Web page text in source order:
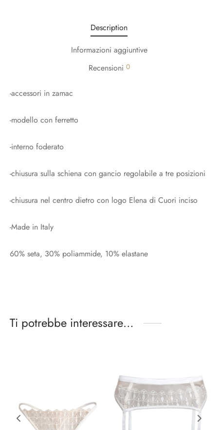
Description
Informazioni aggiuntive
Recensioni 0
-accessori in zamac
-modello con ferretto
-interno foderato
-chiusura sulla schiena con gancio regolabile a tre posizioni
-chiusura nel centro dietro con logo Elena di Cuori inciso
-Made in Italy
60% seta, 30% poliammide, 10% elastane
Ti potrebbe interessare…